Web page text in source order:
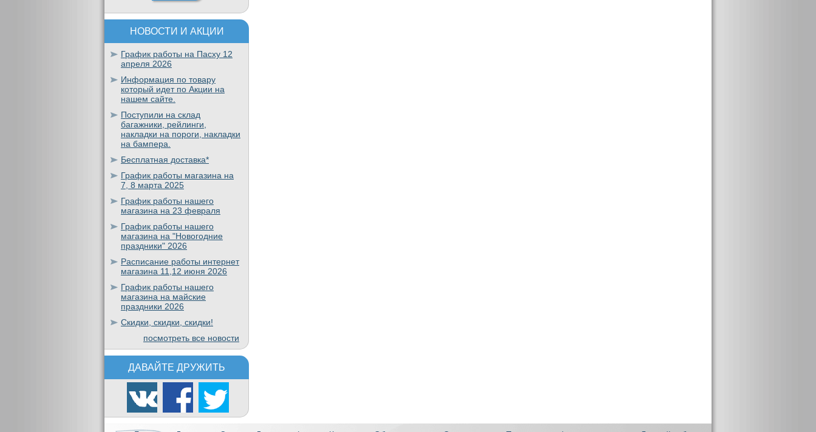
НОВОСТИ И АКЦИИ
График работы на Пасху 12
апреля 2026
Информация по товару
который идет по Акции на
нашем сайте.
Поступили на склад
багажники, рейлинги,
накладки на пороги, накладки
на бампера.
Бесплатная доставка*
График работы магазина на
7, 8 марта 2025
График работы нашего
магазина на 23 февраля
График работы нашего
магазина на "Новогодние
праздники" 2026
Расписание работы интернет
магазина 11,12 июня 2026
График работы нашего
магазина на майские
праздники 2026
Скидки, скидки, скидки!
посмотреть все новости
ДАВАЙТЕ ДРУЖИТЬ